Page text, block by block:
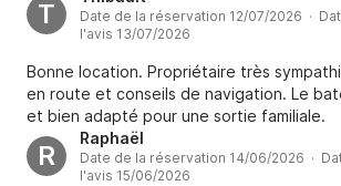
T
Date de la réservation 12/07/2026 ·
l'avis 13/07/2026
Bonne location. Propriétaire très
en route et conseils de navigation. Le
et bien adapté pour une sortie familiale.
R
Raphaël
Date de la réservation 14/06/2026 ·
l'avis 15/06/2026